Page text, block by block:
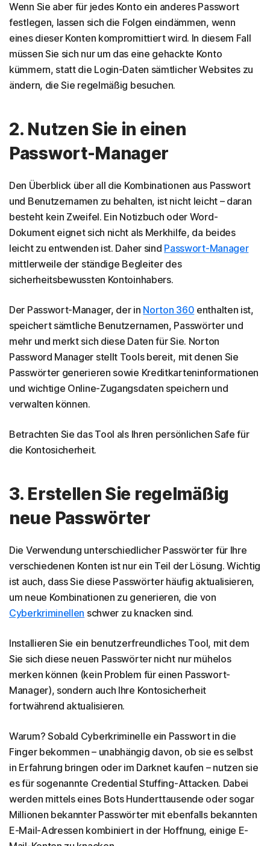
Wenn Sie aber für jedes Konto ein anderes Passwort
festlegen, lassen sich die Folgen eindämmen, wenn
eines dieser Konten kompromittiert wird. In diesem Fall
müssen Sie sich nur um das eine gehackte Konto
kümmern, statt die Login-Daten sämtlicher Websites zu
ändern, die Sie regelmäßig besuchen.
2. Nutzen Sie in einen
Passwort-Manager
Den Überblick über all die Kombinationen aus Passwort
und Benutzernamen zu behalten, ist nicht leicht – daran
besteht kein Zweifel. Ein Notizbuch oder Word-
Dokument eignet sich nicht als Merkhilfe, da beides
leicht zu entwenden ist. Daher sind Passwort-Manager
mittlerweile der ständige Begleiter des
sicherheitsbewussten Kontoinhabers.
Der Passwort-Manager, der in Norton 360 enthalten ist,
speichert sämtliche Benutzernamen, Passwörter und
mehr und merkt sich diese Daten für Sie. Norton
Password Manager stellt Tools bereit, mit denen Sie
Passwörter generieren sowie Kreditkarteninformationen
und wichtige Online-Zugangsdaten speichern und
verwalten können.
Betrachten Sie das Tool als Ihren persönlichen Safe für
die Kontosicherheit.
3. Erstellen Sie regelmäßig
neue Passwörter
Die Verwendung unterschiedlicher Passwörter für Ihre
verschiedenen Konten ist nur ein Teil der Lösung. Wichtig
ist auch, dass Sie diese Passwörter häufig aktualisieren,
um neue Kombinationen zu generieren, die von
Cyberkriminellen schwer zu knacken sind.
Installieren Sie ein benutzerfreundliches Tool, mit dem
Sie sich diese neuen Passwörter nicht nur mühelos
merken können (kein Problem für einen Passwort-
Manager), sondern auch Ihre Kontosicherheit
fortwährend aktualisieren.
Warum? Sobald Cyberkriminelle ein Passwort in die
Finger bekommen – unabhängig davon, ob sie es selbst
in Erfahrung bringen oder im Darknet kaufen – nutzen sie
es für sogenannte Credential Stuffing-Attacken. Dabei
werden mittels eines Bots Hunderttausende oder sogar
Millionen bekannter Passwörter mit ebenfalls bekannten
E-Mail-Adressen kombiniert in der Hoffnung, einige E-